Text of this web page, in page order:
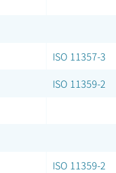
ISO 11357-3
ISO 11359-2
ISO 11359-2